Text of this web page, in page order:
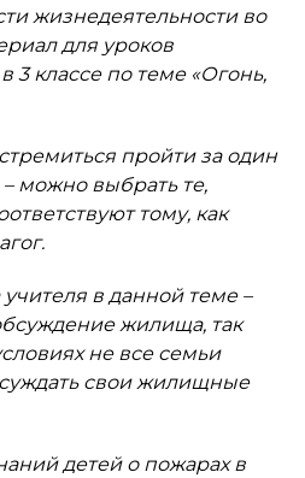
жизнедеятельности во
для уроков
классе по теме «Огонь,
пройти за один
можно выбрать те,
тому, как
в данной теме –
жилища, так
не все семьи
свои жилищные
детей о пожарах в